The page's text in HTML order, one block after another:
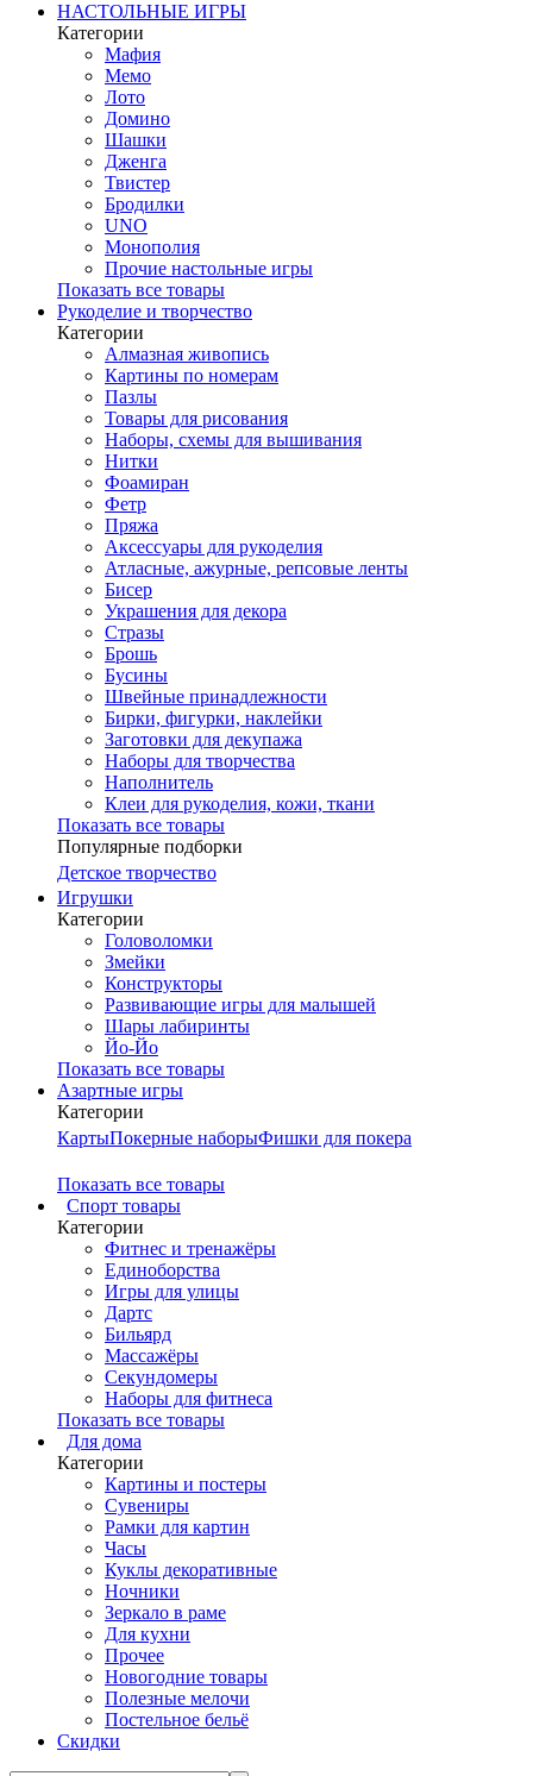
НАСТОЛЬНЫЕ ИГРЫ
Категории
Мафия
Мемо
Лото
Домино
Шашки
Дженга
Твистер
Бродилки
UNO
Монополия
Прочие настольные игры
Показать все товары
Рукоделие и творчество
Категории
Алмазная живопись
Картины по номерам
Пазлы
Товары для рисования
Наборы, схемы для вышивания
Нитки
Фоамиран
Фетр
Пряжа
Аксессуары для рукоделия
Атласные, ажурные, репсовые ленты
Бисер
Украшения для декора
Стразы
Брошь
Бусины
Швейные принадлежности
Бирки, фигурки, наклейки
Заготовки для декупажа
Наборы для творчества
Наполнитель
Клеи для рукоделия, кожи, ткани
Показать все товары
Популярные подборки
Детское творчество
Игрушки
Категории
Головоломки
Змейки
Конструкторы
Развивающие игры для малышей
Шары лабиринты
Йо-Йо
Показать все товары
Азартные игры
Категории
КартыПокерные наборыФишки для покера
Показать все товары
Cпорт товары
Категории
Фитнес и тренажёры
Единоборства
Игры для улицы
Дартс
Бильярд
Массажёры
Секундомеры
Наборы для фитнеса
Показать все товары
Для дома
Категории
Картины и постеры
Сувениры
Рамки для картин
Часы
Куклы декоративные
Ночники
Зеркало в раме
Для кухни
Прочее
Новогодние товары
Полезные мелочи
Постельное бельё
Скидки